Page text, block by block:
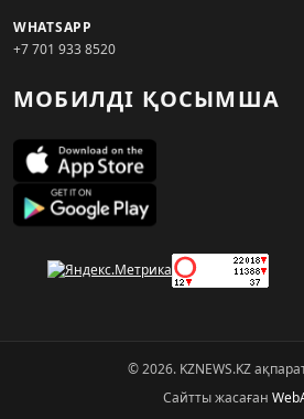
WHATSAPP
+7 701 933 8520
МОБИЛДІ ҚОСЫМША
© 2026. KZNEWS.KZ ақпарат
Сайтты жасаған